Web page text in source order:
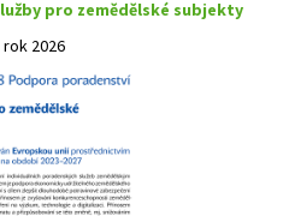
pro zemědělské subjekty
2026